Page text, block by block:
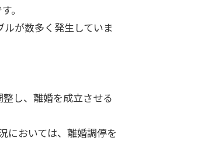
。
が数多く発生していま
し、離婚を成立させる
においては、離婚調停を